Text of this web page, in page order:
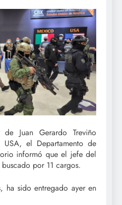
Juan Gerardo Treviño
el Departamento de
informó que el jefe del
por 11 cargos.
ha sido entregado ayer en